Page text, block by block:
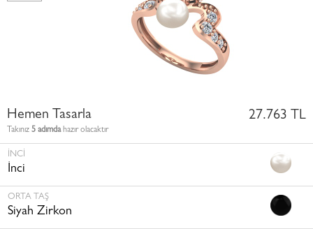
Hemen Tasarla
Takınız 5 adımdahazır olacaktır
27.763 TL
İNCI
İnci
ORTA TAŞ
Siyah Zirkon